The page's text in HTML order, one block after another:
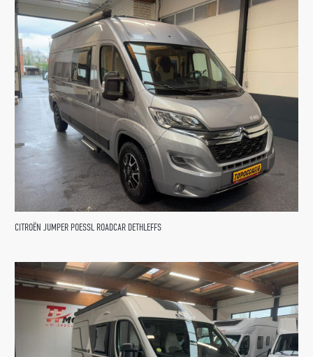
CITROËN JUMPER POESSL ROADCAR DETHLEFFS